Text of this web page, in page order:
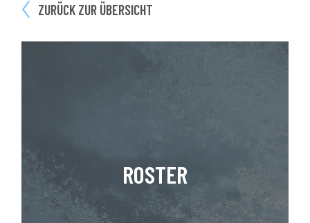
ZURÜCK ZUR ÜBERSICHT
ROSTER